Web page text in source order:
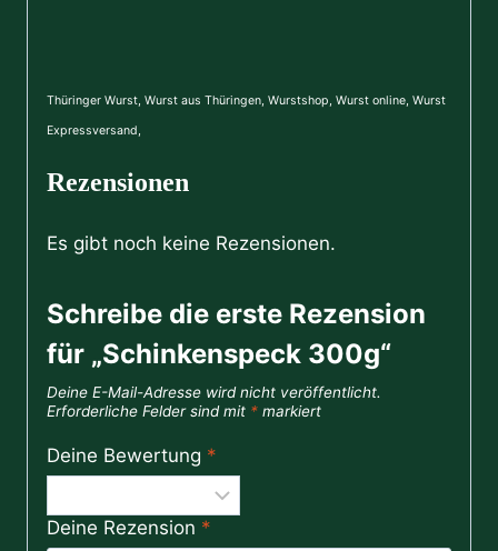
Thüringer Wurst, Wurst aus Thüringen, Wurstshop, Wurst online, Wurst
Expressversand,
Rezensionen
Es gibt noch keine Rezensionen.
Schreibe die erste Rezension
für „Schinkenspeck 300g“
Deine E-Mail-Adresse wird nicht veröffentlicht.
Erforderliche Felder sind mit * markiert
Deine Bewertung *
Deine Rezension *